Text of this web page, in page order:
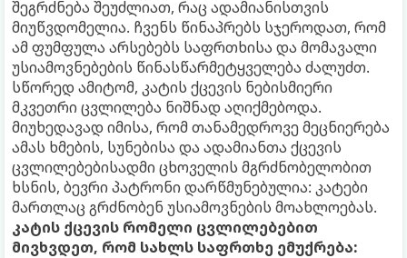
შეგრძნება შეუძლიათ, რაც ადამიანისთვის
მიუწვდომელია. ჩვენს წინაპრებს სჯეროდათ, რომ
ამ ფუმფულა არსებებს საფრთხისა და მომავალი
უსიამოვნებების წინასწარმეტყველება ძალუძთ.
სწორედ ამიტომ, კატის ქცევის ნებისმიერი
მკვეთრი ცვლილება ნიშნად აღიქმებოდა.
მიუხედავად იმისა, რომ თანამედროვე მეცნიერება
ამას ხმების, სუნებისა და ადამიანთა ქცევის
ცვლილებებისადმი ცხოველის მგრძნობელობით
ხსნის, ბევრი პატრონი დარწმუნებულია: კატები
მართლაც გრძნობენ უსიამოვნების მოახლოებას.
კატის ქცევის რომელი ცვლილებებით
მივხვდეთ, რომ სახლს საფრთხე ემუქრება: